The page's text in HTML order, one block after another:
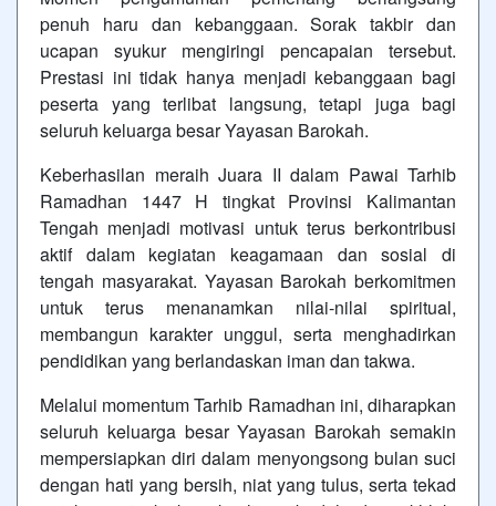
penuh haru dan kebanggaan. Sorak takbir dan
ucapan syukur mengiringi pencapaian tersebut.
Prestasi ini tidak hanya menjadi kebanggaan bagi
peserta yang terlibat langsung, tetapi juga bagi
seluruh keluarga besar Yayasan Barokah.
Keberhasilan meraih Juara II dalam Pawai Tarhib
Ramadhan 1447 H tingkat Provinsi Kalimantan
Tengah menjadi motivasi untuk terus berkontribusi
aktif dalam kegiatan keagamaan dan sosial di
tengah masyarakat. Yayasan Barokah berkomitmen
untuk terus menanamkan nilai-nilai spiritual,
membangun karakter unggul, serta menghadirkan
pendidikan yang berlandaskan iman dan takwa.
Melalui momentum Tarhib Ramadhan ini, diharapkan
seluruh keluarga besar Yayasan Barokah semakin
mempersiapkan diri dalam menyongsong bulan suci
dengan hati yang bersih, niat yang tulus, serta tekad